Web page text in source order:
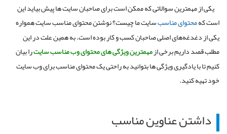
یکی از مهمترین سوالاتی که ممکن است برای صاحبان سایت ها پیش بیاید این
است کهمحتوای مناسبسایت ما چیست؟ نوشتن محتوای مناسب سایت همواره
یکی از دغدغه‌های اصلی صاحبان کسب و کار بوده است. به همین علت در این
مطلب قصد داریم برخی ازمهمترین ویژگی های محتوای وب مناسب سایترا بیان
کنیم تا با یادگیری ویژگی ها بتوانید به راحتی یک محتوای مناسب برای وب سایت
خود تهیه کنید.
داشتن عناوین مناسب